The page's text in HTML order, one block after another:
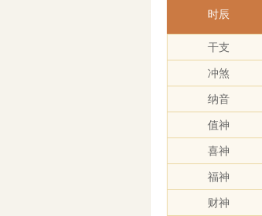
时辰
干支
冲煞
纳音
值神
喜神
福神
财神